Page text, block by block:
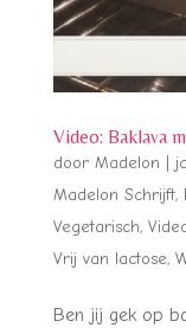
Video: Baklava
door Madelon
Madelon Schrijft,
Vegetarisch,
Vrij van lactose,
Ben jij gek op